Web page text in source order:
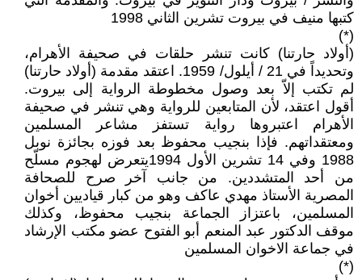
كتبها منيف في بيروت تشرين الثاني 1998
(*)
(أولاد حارتنا) كانت تنشر حلقات في صحيفة الأهرام،
وتحديداً في 21 / أيلول/ 1959. اعتقد مقدمة (أولاد حارتنا)
لم تكتب إلاّ بعد وصول مخطوطة الرواية إلى بيروت.
أقول اعتقد، لأن المتابعين للرواية وهي تنشر في صحيفة
الأهرام اعتبروها رواية تستفز مشاعر المسلمين
ومعتقداتهم. فإذا بنجيب محفوظ بعد فوزه بجائزة نوبل
1988 وفي 14 تشرين الأول 1994يتعرض لهجوم مسلّح
من أحد المتشددين. من جانب آخر صرح للصحافة
المصرية الأستاذ مهدي عاكف وهو من كبار قياديين أخوان
المسلمين، باعتزاز الجماعة بنجيب محفوظ، وكذلك
موقف الدكتور عبد المنعم أبو الفتوح عضو مكتب الإرشاد
في جماعة الاخوان المسلمين
(*)